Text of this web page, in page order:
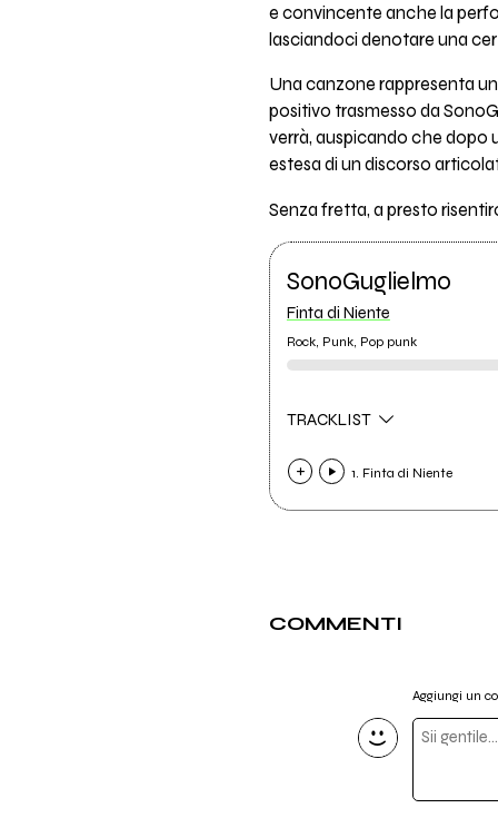
e convincente anche la
lasciandoci denotare una
Una canzone rappresenta
positivo trasmesso da
verrà, auspicando che dopo
estesa di un discorso
Senza fretta, a presto
SonoGuglielmo
Finta di Niente
Rock, Punk, Pop punk
TRACKLIST
1. Finta di Niente
COMMENTI
Aggiungi un